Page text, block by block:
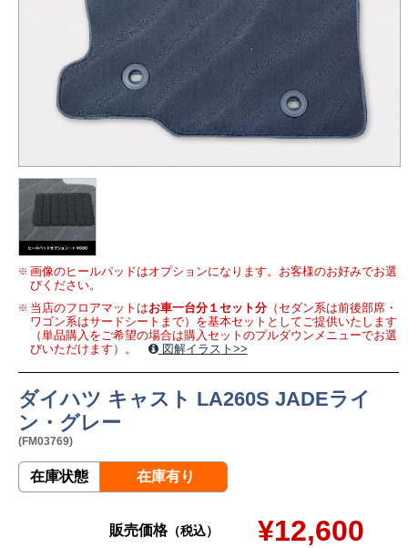
画像のヒールパッドはオプションになります。お客様のお好みでお選
びください。
当店のフロアマットはお車一台分１セット分（セダン系は前後部席・
ワゴン系はサードシートまで）を基本セットとしてご提供いたします
（単品購入をご希望の場合は購入セットのプルダウンメニューでお選
びいただけます）。
図解イラスト>>
ダイハツ キャスト LA260S JADEライ
ン・グレー
(FM03769)
在庫状態 在庫有り
販売価格（税込） ¥12,600